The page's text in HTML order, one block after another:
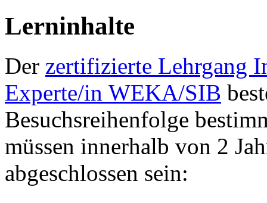
Lerninhalte
Der zertifizierte Lehrgang
Experte/in WEKA/SIB
Besuchsreihenfolge
müssen innerhalb von 2
abgeschlossen sein: